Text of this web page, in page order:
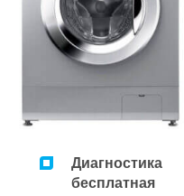
Ремонт кофемашин
Ремонт микроволновок
Ремонт пылесосов
Диагностика
бесплатная